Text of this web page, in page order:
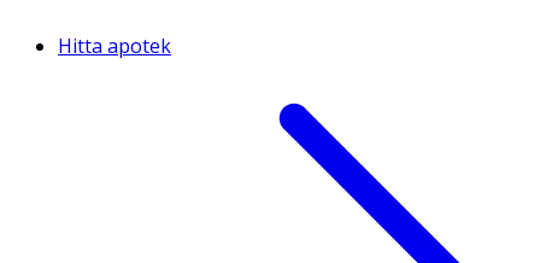
Hitta apotek